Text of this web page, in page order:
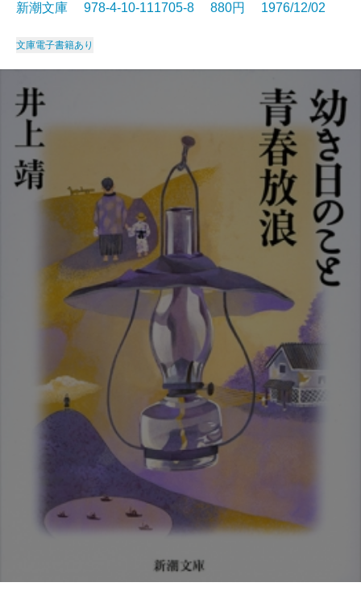
新潮文庫 978-4-10-111705-8 880円 1976/12/02
文庫電子書籍あり